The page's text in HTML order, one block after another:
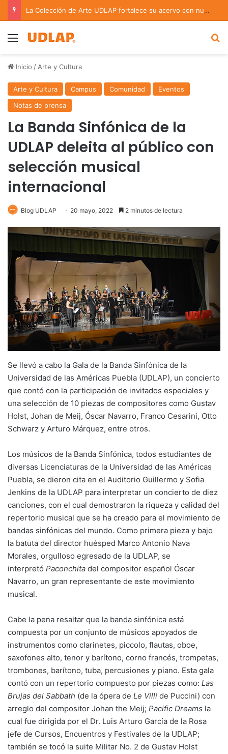
La Colección de Arte UDLAP fortalece su acervo con nuevas obras de artistas emergentes y consolidados
Menu
Inicio / Arte y Cultura
Arte y Cultura Campus Comunidad
Eventos
Notas de prensa
La Banda Sinfónica de la
UDLAP deleita al público con
selección musical
internacional
Blog UDLAP 20 mayo, 2022 2 minutos de lectura
Se llevó a cabo la Gala de la Banda Sinfónica de la
Universidad de las Américas Puebla (UDLAP), un concierto
que contó con la participación de invitados especiales y
una selección de 10 piezas de compositores como Gustav
Holst, Johan de Meij, Óscar Navarro, Franco Cesarini, Otto
Schwarz y Arturo Márquez, entre otros.
Los músicos de la Banda Sinfónica, todos estudiantes de
diversas Licenciaturas de la Universidad de las Américas
Puebla, se dieron cita en el Auditorio Guillermo y Sofia
Jenkins de la UDLAP para interpretar un concierto de diez
canciones, con el cual demostraron la riqueza y calidad del
repertorio musical que se ha creado para el movimiento de
bandas sinfónicas del mundo. Como primera pieza y bajo
la batuta del director huésped Marco Antonio Nava
Morales, orgulloso egresado de la UDLAP, se
interpretó Paconchita del compositor español Óscar
Navarro, un gran representante de este movimiento
musical.
Cabe la pena resaltar que la banda sinfónica está
compuesta por un conjunto de músicos apoyados de
instrumentos como clarinetes, piccolo, flautas, oboe,
saxofones alto, tenor y barítono, corno francés, trompetas,
trombones, barítono, tuba, percusiones y piano. Esta gala
contó con un repertorio compuesto por piezas como: Las
Brujas del Sabbath (de la ópera de Le Villi de Puccini) con
arreglo del compositor Johan the Meij; Pacific Dreams la
cual fue dirigida por el Dr. Luis Arturo García de la Rosa
jefe de Cursos, Encuentros y Festivales de la UDLAP;
también se tocó la suite Militar No. 2 de Gustav Holst